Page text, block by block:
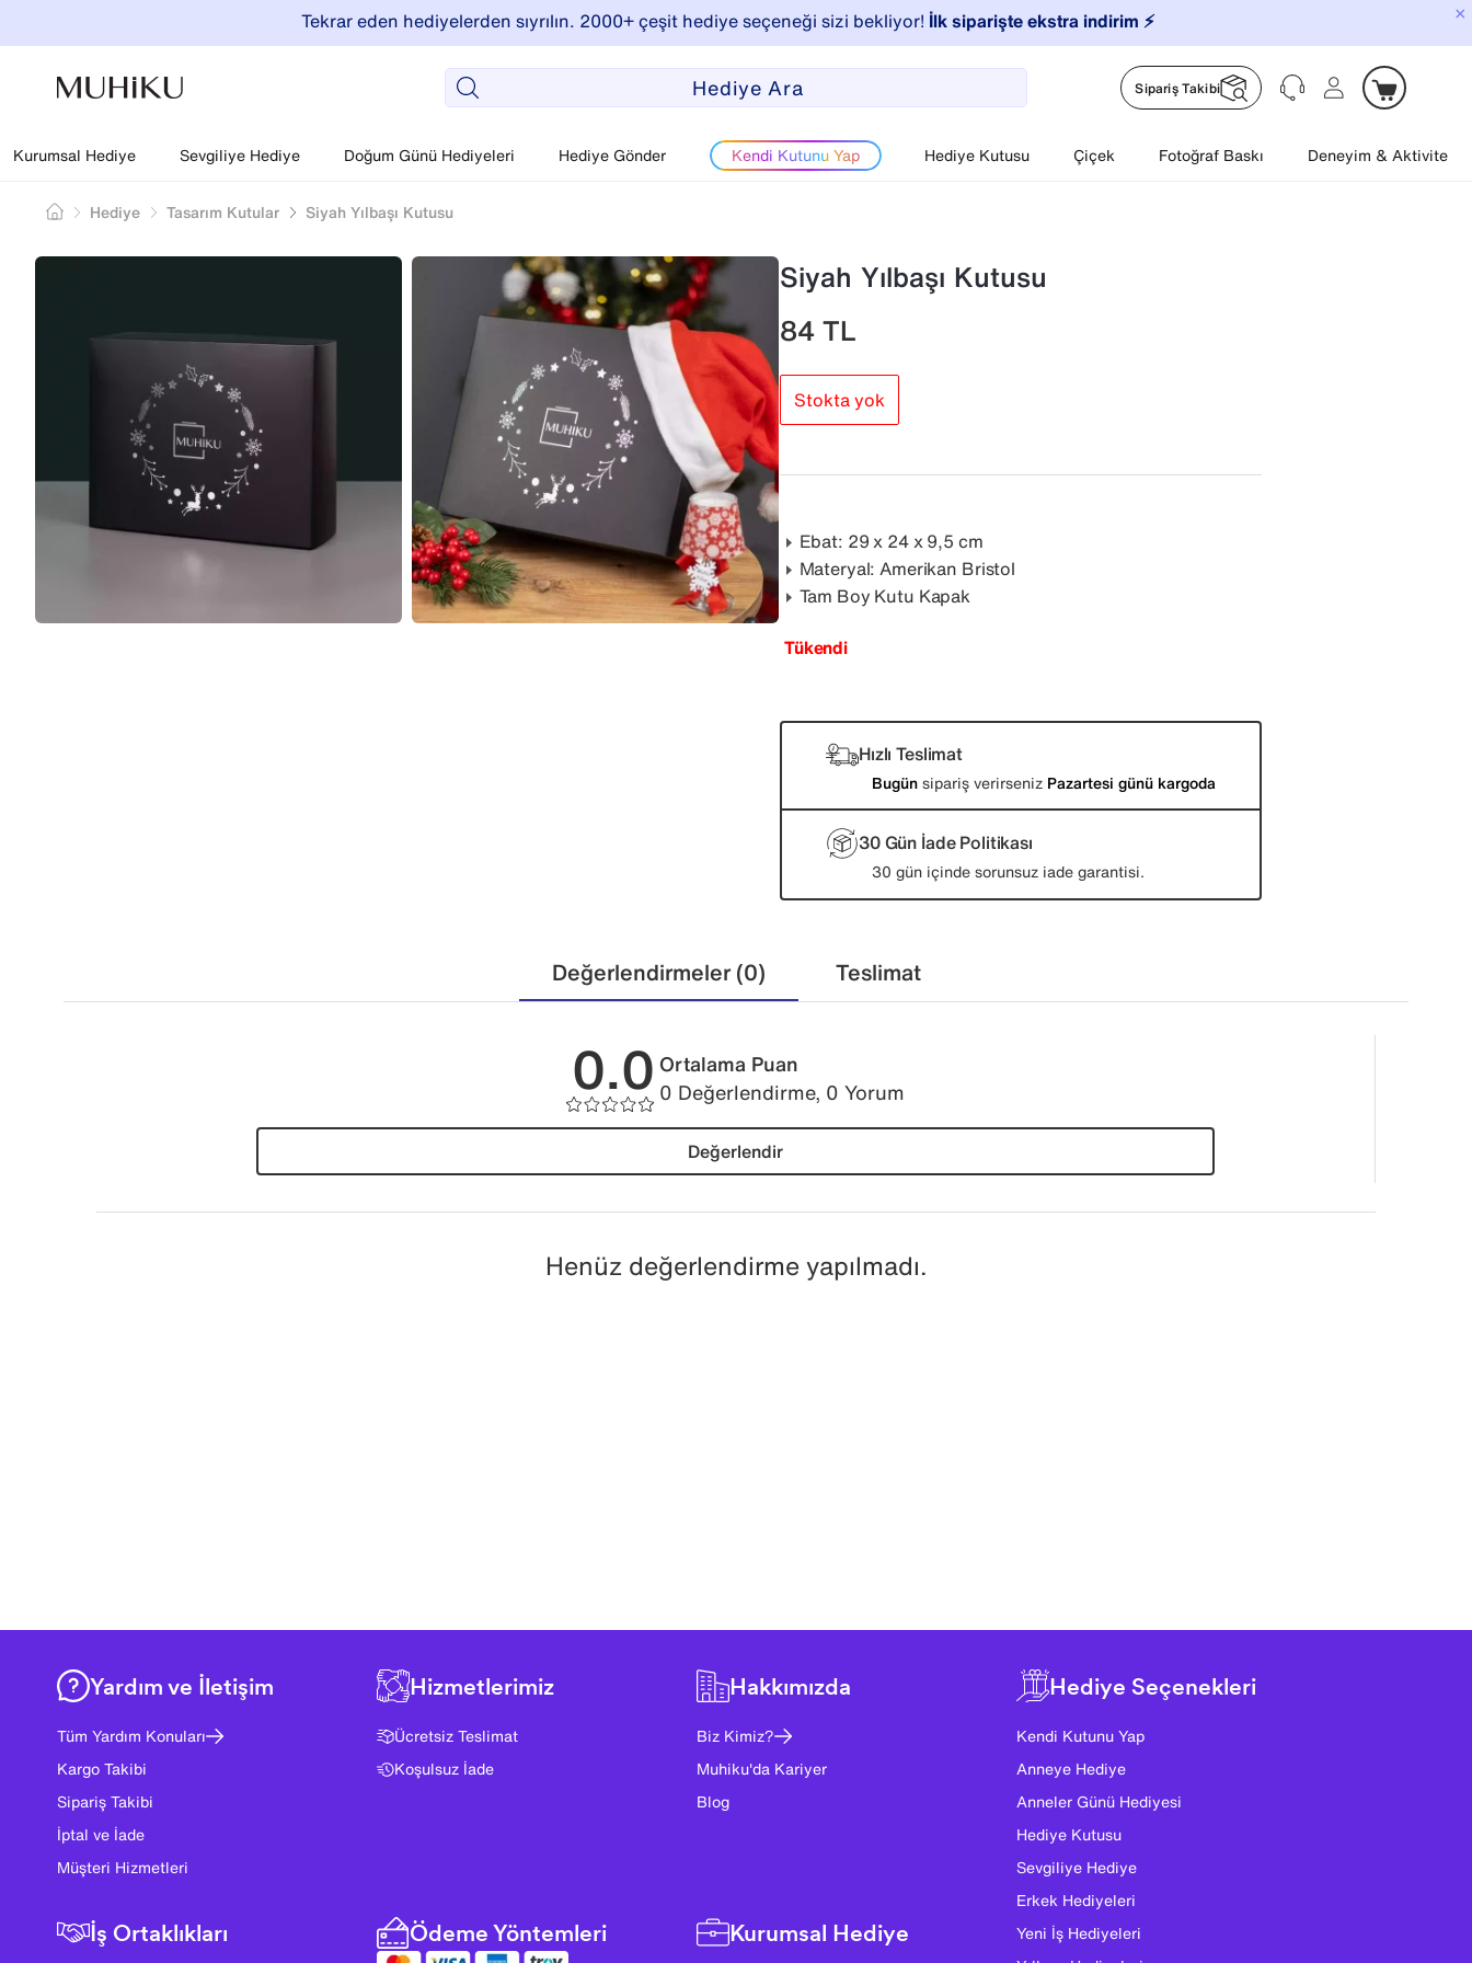
×
Tekrar eden hediyelerden sıyrılın. 2000+ çeşit hediye seçeneği sizi bekliyor! İlk siparişte ekstra indirim ⚡️
Sipariş Takibi
Kurumsal Hediye Sevgiliye Hediye Doğum Günü Hediyeleri Hediye Gönder Kendi Kutunu Yap Hediye Kutusu Çiçek Fotoğraf Baskı Deneyim & Aktivite
Hediye Tasarım Kutular Siyah Yılbaşı Kutusu
Siyah Yılbaşı Kutusu
84 TL
Stokta yok
Ebat: 29 x 24 x 9,5 cm
Materyal: Amerikan Bristol
Tam Boy Kutu Kapak
Tükendi
Hızlı Teslimat
Bugünsipariş verirseniz Pazartesi günü kargoda
30 Gün İade Politikası
30 gün içinde sorunsuz iade garantisi.
Değerlendirmeler (0) Teslimat
0.0 Ortalama Puan
0 Değerlendirme, 0 Yorum
Değerlendir
Henüz değerlendirme yapılmadı.
Yardım ve İletişim
Tüm Yardım Konuları
Kargo Takibi
Sipariş Takibi
İptal ve İade
Müşteri Hizmetleri
İş Ortaklıkları
Hizmetlerimiz
Ücretsiz Teslimat
Koşulsuz İade
Ödeme Yöntemleri
Hakkımızda
Biz Kimiz?
Muhiku'da Kariyer
Blog
Kurumsal Hediye
Hediye Seçenekleri
Kendi Kutunu Yap
Anneye Hediye
Anneler Günü Hediyesi
Hediye Kutusu
Sevgiliye Hediye
Erkek Hediyeleri
Yeni İş Hediyeleri